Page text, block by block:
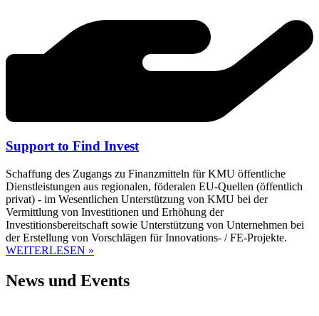
Support to Find Invest
Schaffung des Zugangs zu Finanzmitteln für KMU öffentliche
Dienstleistungen aus regionalen, föderalen EU-Quellen (öffentlich
privat) - im Wesentlichen Unterstützung von KMU bei der
Vermittlung von Investitionen und Erhöhung der
Investitionsbereitschaft sowie Unterstützung von Unternehmen bei
der Erstellung von Vorschlägen für Innovations- / FE-Projekte.
WEITERLESEN »
News und Events